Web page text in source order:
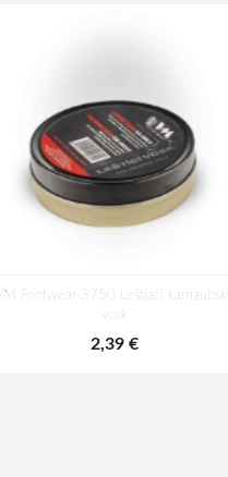
VM Footwear 3750 Leštiaci karnaubský
vosk
2,39 €